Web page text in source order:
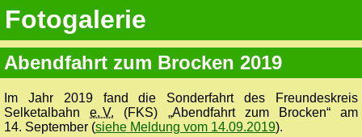
Fotogalerie
Abendfahrt zum Brocken 2019
Im Jahr 2019 fand die Sonderfahrt des Freundeskreis
Selketalbahne. V. (FKS) „Abendfahrt zum Brocken“ am
14. September (siehe Meldung vom 14.09.2019).